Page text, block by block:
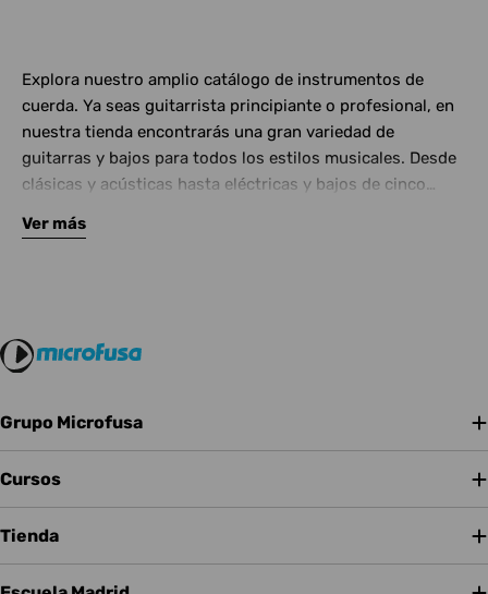
Explora nuestro amplio catálogo de instrumentos de
cuerda. Ya seas guitarrista principiante o profesional, en
nuestra tienda encontrarás una gran variedad de
guitarras y bajos para todos los estilos musicales. Desde
clásicas y acústicas hasta eléctricas y bajos de cinco
Complementa tu instrumento con amplificadores de
Ver más
Grupo Microfusa
Cursos
Tienda